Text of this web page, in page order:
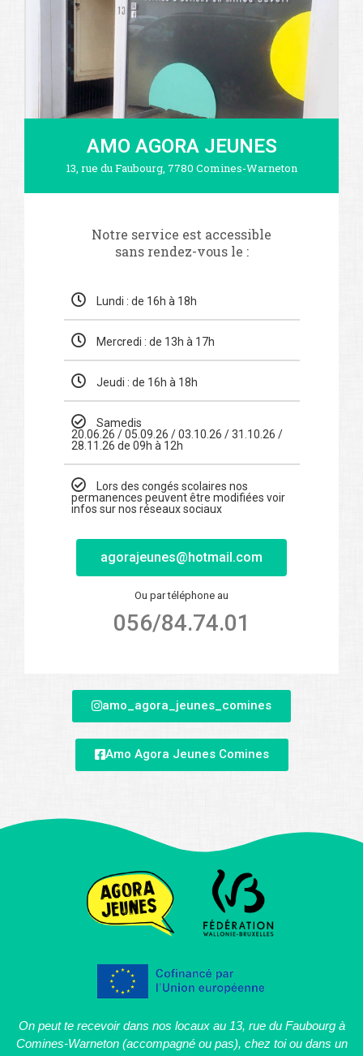
AMO AGORA JEUNES
13, rue du Faubourg, 7780 Comines-Warneton
Notre service est accessible
sans rendez-vous le :
Lundi : de 16h à 18h
Mercredi : de 13h à 17h
Jeudi : de 16h à 18h
Samedis
20.06.26 / 05.09.26 / 03.10.26 / 31.10.26 /
28.11.26 de 09h à 12h
Lors des congés scolaires nos
permanences peuvent être modifiées voir
infos sur nos réseaux sociaux
agorajeunes@hotmail.com
Ou par téléphone au
056/84.74.01
amo_agora_jeunes_comines
Amo Agora Jeunes Comines
On peut te recevoir dans nos locaux au 13, rue du Faubourg à
Comines-Warneton (accompagné ou pas), chez toi ou dans un